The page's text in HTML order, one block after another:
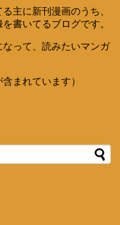
主に新刊漫画のうち、
書いてるブログです。
って、読みたいマンガ
まれています）